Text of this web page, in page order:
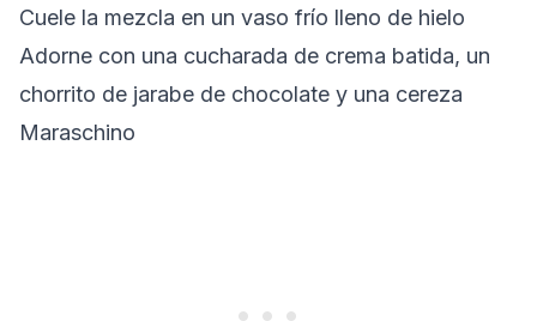
Cuele la mezcla en un vaso frío lleno de hielo
Adorne con una cucharada de crema batida, un
chorrito de jarabe de chocolate y una cereza
Maraschino